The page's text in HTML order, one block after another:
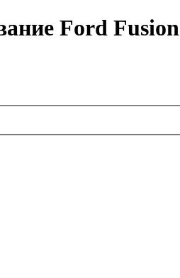
Ford Fusion